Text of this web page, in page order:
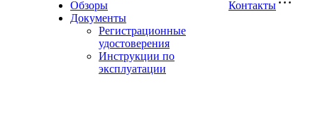
Обзоры
Документы
Регистрационные
удостоверения
Инструкции по
эксплуатации
Контакты